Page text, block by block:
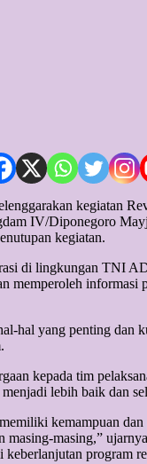
kegiatan
IV/Diponegoro
kegiatan.
di lingkungan TNI
memperoleh
yang penting dan
kepada tim
lebih baik dan
kemampuan dan
masing-masing,”